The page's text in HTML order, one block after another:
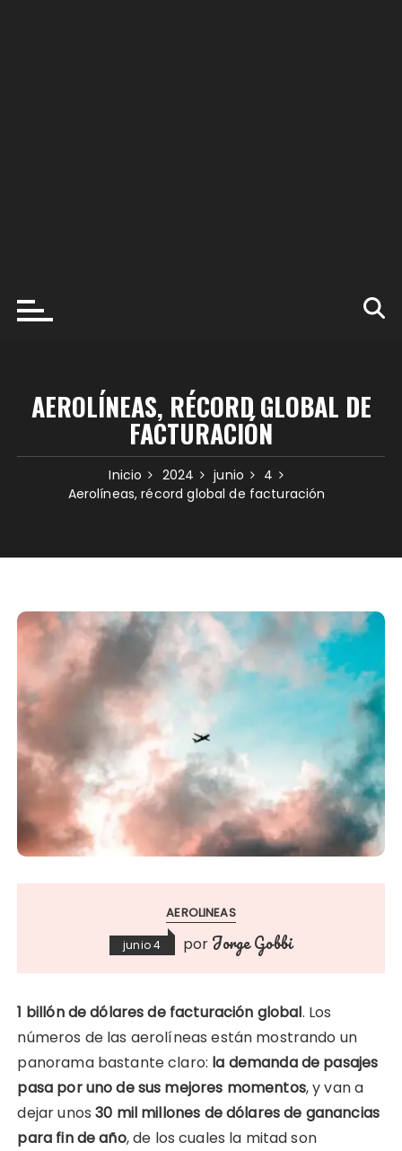
AEROLÍNEAS, RÉCORD GLOBAL DE
FACTURACIÓN
Inicio 2024 junio
4
Aerolíneas, récord global de facturación
AEROLINEAS
junio 4 por Jorge Gobbi
1 billón de dólares de facturación global. Los
números de las aerolíneas están mostrando un
panorama bastante claro: la demanda de pasajes
pasa por uno de sus mejores momentos, y van a
dejar unos30 mil millones de dólares de ganancias
para fin de año, de los cuales la mitad son